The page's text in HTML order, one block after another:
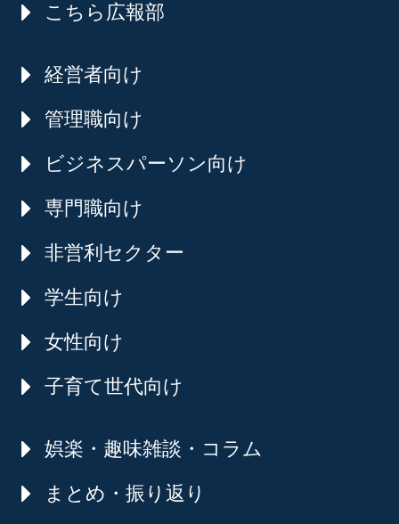
こちら広報部
経営者向け
管理職向け
ビジネスパーソン向け
専門職向け
非営利セクター
学生向け
女性向け
子育て世代向け
娯楽・趣味雑談・コラム
まとめ・振り返り